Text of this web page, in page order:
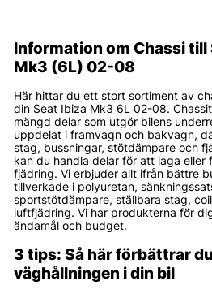
Information om Chassi till
Mk3 (6L) 02-08
Här hittar du ett stort sortiment av
din Seat Ibiza Mk3 6L 02-08.
mängd delar som utgör bilens
uppdelat i framvagn och bakvagn,
stag, bussningar, stötdämpare och
kan du handla delar för att laga eller
fjädring. Vi erbjuder allt ifrån bättre
tillverkade i polyuretan,
sportstötdämpare, ställbara stag,
luftfjädring. Vi har produkterna för
ändamål och budget.
3 tips: Så här förbättrar du
väghållningen i din bil